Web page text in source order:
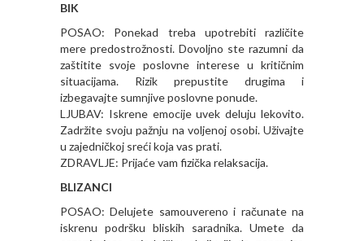
BIK
POSAO: Ponekad treba upotrebiti različite
mere predostrožnosti. Dovoljno ste razumni da
zaštitite svoje poslovne interese u kritičnim
situacijama. Rizik prepustite drugima i
izbegavajte sumnjive poslovne ponude.
LJUBAV: Iskrene emocije uvek deluju lekovito.
Zadržite svoju pažnju na voljenoj osobi. Uživajte
u zajedničkoj sreći koja vas prati.
ZDRAVLJE: Prijaće vam fizička relaksacija.
BLIZANCI
POSAO: Delujete samouvereno i računate na
iskrenu podršku bliskih saradnika. Umete da